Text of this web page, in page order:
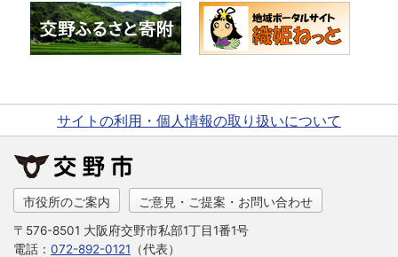
サイトの利用・個人情報の取り扱いについて
市役所のご案内 ご意見・ご提案・お問い合わせ
〒576-8501 大阪府交野市私部1丁目1番1号
電話： 072-892-0121 （代表）